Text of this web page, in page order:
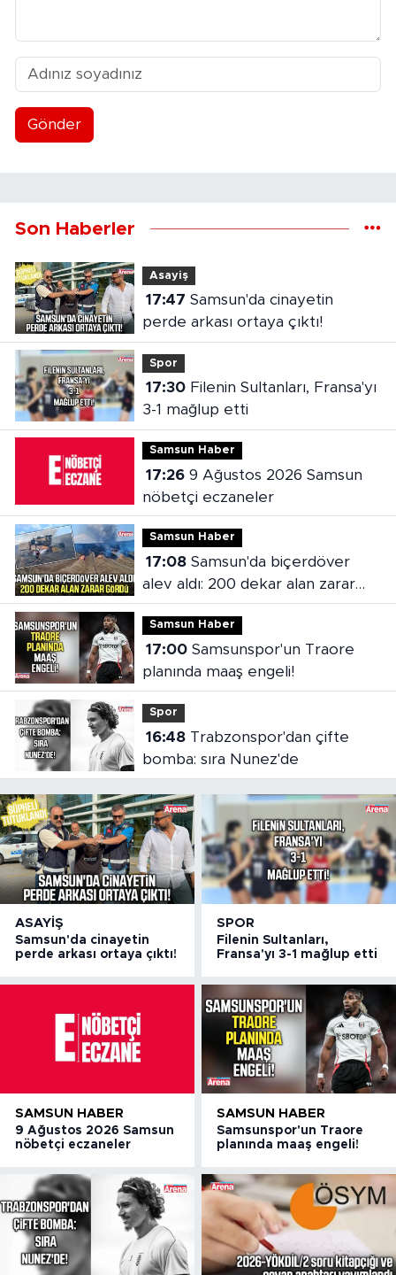
Gönder
Son Haberler
Asayiş
17:47
perde arkası ortaya çıktı!
Spor
17:30Filenin Sultanları, Fransa'yı
3-1 mağlup etti
Samsun Haber
17:269 Ağustos 2026 Samsun
nöbetçi eczaneler
Samsun Haber
17:08Samsun'da biçerdöver
alev aldı: 200 dekar alan zarar
gördü
Samsun Haber
17:00Samsunspor'un Traore
planında maaş engeli!
Spor
16:48Trabzonspor'dan çifte
bomba: sıra Nunez'de
ASAYIŞ
Samsun'da cinayetin
perde arkası ortaya çıktı!
SPOR
Filenin Sultanları,
Fransa'yı 3-1 mağlup etti
SAMSUN HABER
9 Ağustos 2026 Samsun
nöbetçi eczaneler
SAMSUN HABER
Samsunspor'un Traore
planında maaş engeli!